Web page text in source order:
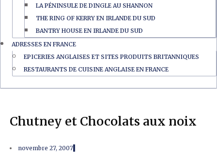
LA PÉNINSULE DE DINGLE AU SHANNON
THE RING OF KERRY EN IRLANDE DU SUD
BANTRY HOUSE EN IRLANDE DU SUD
ADRESSES EN FRANCE
EPICERIES ANGLAISES ET SITES PRODUITS BRITANNIQUES
RESTAURANTS DE CUISINE ANGLAISE EN FRANCE
Chutney et Chocolats aux noix
novembre 27, 2007